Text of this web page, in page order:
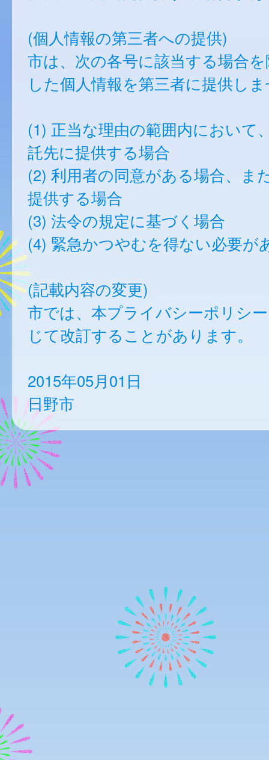
(個人情報の第三者への提供)
市は、次の各号に該当する場合
した個人情報を第三者に提供し
(1) 正当な理由の範囲内において
託先に提供する場合
(2) 利用者の同意がある場合、ま
提供する場合
(3) 法令の規定に基づく場合
(4) 緊急かつやむを得ない必要が
(記載内容の変更)
市では、本プライバシーポリシ
じて改訂することがあります。
2015年05月01日
日野市